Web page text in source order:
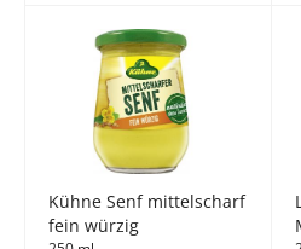
Kühne Senf mittelscharf
fein würzig